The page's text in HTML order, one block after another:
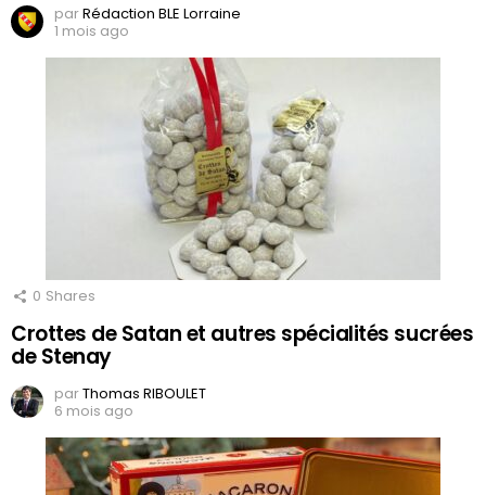
parRédaction BLE Lorraine
1 mois ago
0 Shares
Crottes de Satan et autres spécialités sucrées
de Stenay
parThomas RIBOULET
6 mois ago